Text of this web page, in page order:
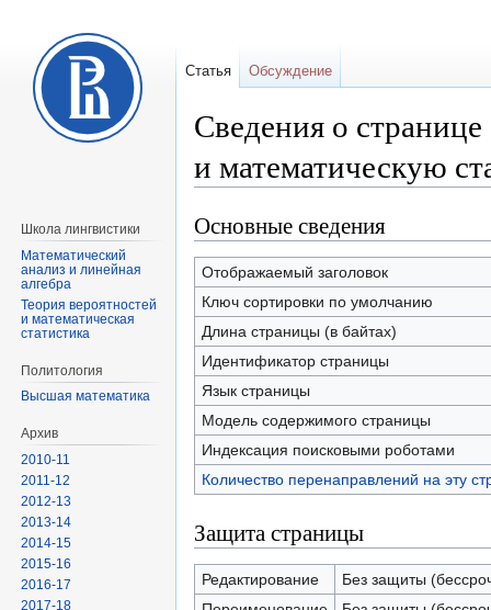
Сведения о
и математическую
Перейти
к
навигации
Перейти
к
поиску
Основные сведения
Отображаемый заголовок
Ключ сортировки по умолчанию
Длина страницы (в байтах)
Идентификатор страницы
Язык страницы
Модель содержимого страницы
Индексация поисковыми роботами
Количество перенаправлений на эту
Защита страницы
Редактирование
Без защиты
Статья Обсуждение
Школа лингвистики
Математический
анализ и линейная
алгебра
Теория вероятностей
и математическая
статистика
Политология
Высшая математика
Архив
2010-11
2011-12
2012-13
2013-14
2014-15
2015-16
2016-17
2017-18